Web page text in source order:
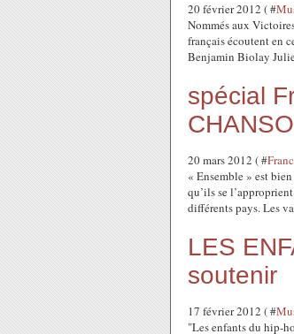
20 février 2012 ( #
Nommés aux
français écoutent en
Benjamin Biolay
spécial
20 mars 2012 ( #
« Ensemble » est
qu’ils se
différents pays. Les
LES
soutenir
17 février 2012 ( #
"Les enfants du hip-